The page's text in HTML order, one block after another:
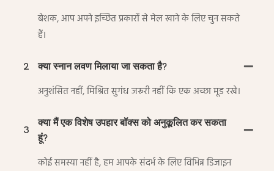
बेशक, आप अपने इच्छित प्रकारों से मेल खाने के लिए चुन सकते
हैं।
2 क्या स्नान लवण मिलाया जा सकता है?
अनुशंसित नहीं, मिश्रित सुगंध जरूरी नहीं कि एक अच्छा मूड रखे।
3
क्या मैं एक विशेष उपहार बॉक्स को अनुकूलित कर सकता
हूं?
कोई समस्या नहीं है, हम आपके संदर्भ के लिए विभिन्न डिजाइन